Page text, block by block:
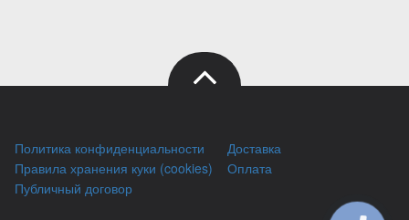
Политика конфиденциальности
Правила хранения куки (cookies)
Публичный договор
Доставка
Оплата